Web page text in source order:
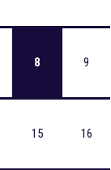
8 9
15 16